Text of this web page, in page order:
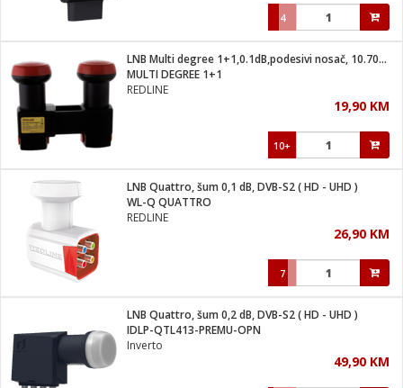
za kosu
brijanje
4
LNB Multi degree 1+1,0.1dB,podesivi nosač, 10.70GHz-12.75GHz
MULTI DEGREE 1+1
REDLINE
19,90 KM
10+
LNB Quattro, šum 0,1 dB, DVB-S2 ( HD - UHD )
WL-Q QUATTRO
REDLINE
26,90 KM
7
LNB Quattro, šum 0,2 dB, DVB-S2 ( HD - UHD )
IDLP-QTL413-PREMU-OPN
Inverto
49,90 KM